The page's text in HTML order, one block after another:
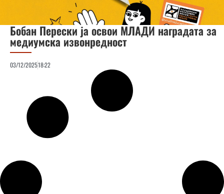
Бобан Перески ја освои МЛАДИ наградата за
медиумска извонредност
03/12/202518:22